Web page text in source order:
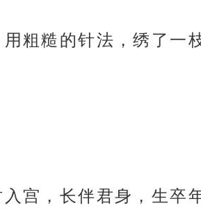
粗糙的针法，绣了一
宫，长伴君身，生卒